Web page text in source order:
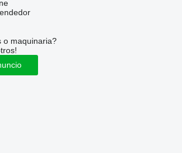
o maquinaria?